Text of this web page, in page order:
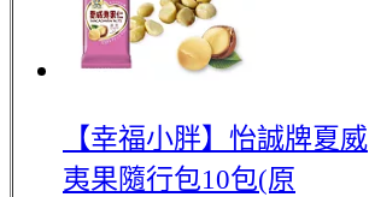
【幸福小胖】怡誠牌夏威
夷果隨行包10包(原